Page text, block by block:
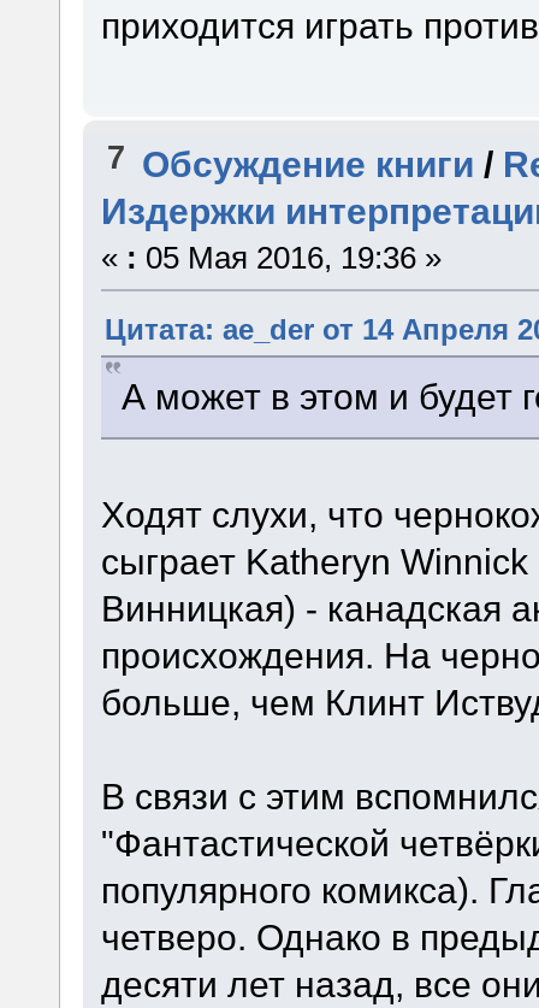
приходится играть
7 Обсуждение книги /
Издержки
« : 05 Мая 2016, 19:36 »
Цитата: ae_der от 14 Апреля
А может в этом и будет
Ходят слухи, что
сыграет Katheryn
Винницкая) - канадская
происхождения. На
больше, чем Клинт
В связи с этим
"Фантастической
популярного комикса).
четверо. Однако в
десяти лет назад, все